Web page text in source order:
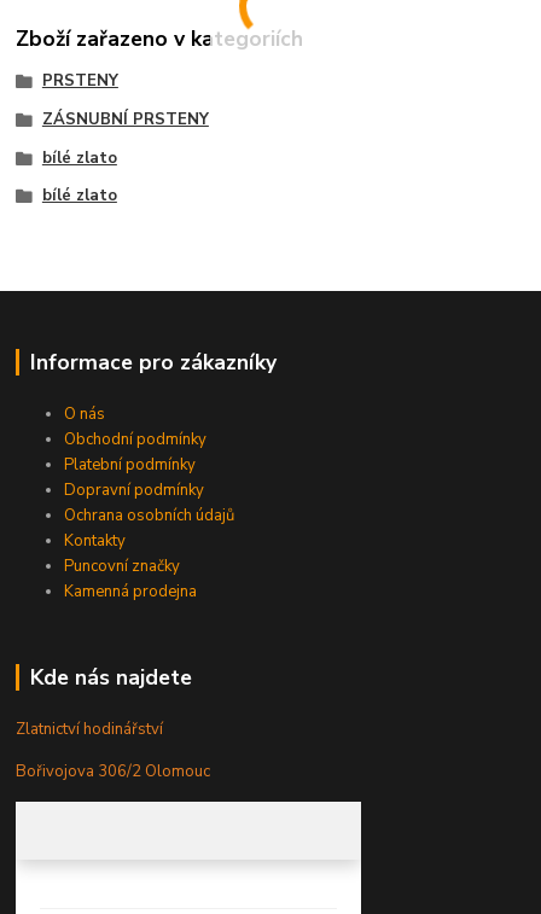
Zboží zařazeno v kategoriích
PRSTENY
ZÁSNUBNÍ PRSTENY
bílé zlato
bílé zlato
Informace pro zákazníky
O nás
Obchodní podmínky
Platební podmínky
Dopravní podmínky
Ochrana osobních údajů
Kontakty
Puncovní značky
Kamenná prodejna
Kde nás najdete
Zlatnictví hodinářství
Bořivojova 306/2 Olomouc